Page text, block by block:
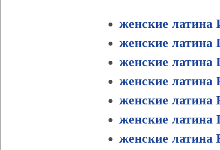
женские латина
женские латина
женские
женские латина
женские латина
женские латина
женские латина